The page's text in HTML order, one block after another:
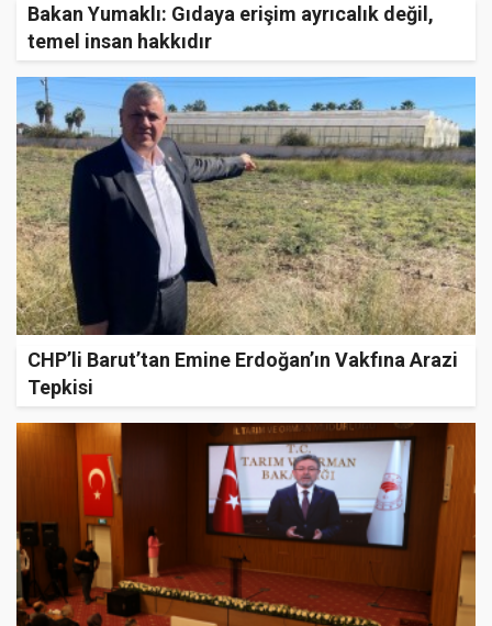
Bakan Yumaklı: Gıdaya erişim ayrıcalık değil,
temel insan hakkıdır
CHP’li Barut’tan Emine Erdoğan’ın Vakfına Arazi
Tepkisi